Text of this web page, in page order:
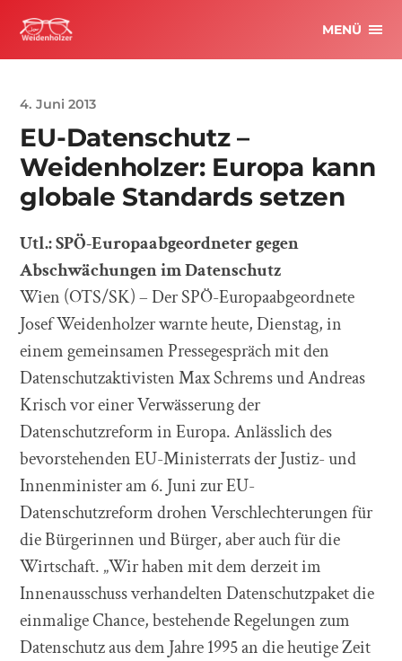
MENÜ
4. Juni 2013
EU-Datenschutz –
Weidenholzer: Europa kann
globale Standards setzen
Utl.: SPÖ-Europaabgeordneter gegen
Abschwächungen im Datenschutz
Wien (OTS/SK) – Der SPÖ-Europaabgeordnete
Josef Weidenholzer warnte heute, Dienstag, in
einem gemeinsamen Pressegespräch mit den
Datenschutzaktivisten Max Schrems und Andreas
Krisch vor einer Verwässerung der
Datenschutzreform in Europa. Anlässlich des
bevorstehenden EU-Ministerrats der Justiz- und
Innenminister am 6. Juni zur EU-
Datenschutzreform drohen Verschlechterungen für
die Bürgerinnen und Bürger, aber auch für die
Wirtschaft. „Wir haben mit dem derzeit im
Innenausschuss verhandelten Datenschutzpaket die
einmalige Chance, bestehende Regelungen zum
Datenschutz aus dem Jahre 1995 an die heutige Zeit